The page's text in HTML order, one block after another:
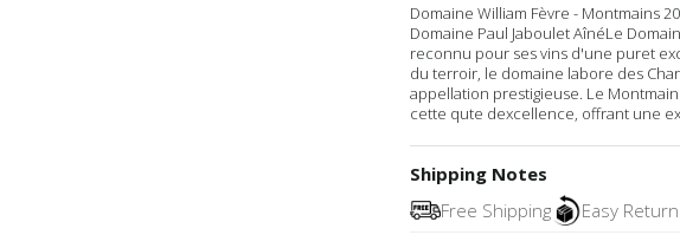
Domaine William Fèvre - Montmains
Domaine Paul Jaboulet AînéLe
reconnu pour ses vins d'une puret
du terroir, le domaine labore des
appellation prestigieuse. Le
cette qute dexcellence, offrant une
Shipping Notes
Free Shipping
Easy